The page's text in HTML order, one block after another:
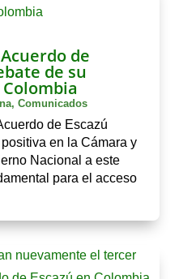
de
de su
, Comunicados
de Escazú
en la Cámara y
Nacional a este
para el acceso